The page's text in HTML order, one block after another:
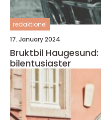
redaktionel
17. January 2024
Bruktbil
bilentusiaster